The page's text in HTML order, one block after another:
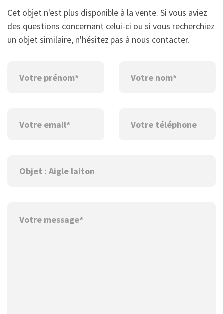
Cet objet n'est plus disponible à la vente. Si vous aviez
des questions concernant celui-ci ou si vous recherchiez
un objet similaire, n'hésitez pas à nous contacter.